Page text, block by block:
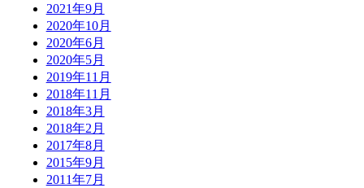
2021年9月
2020年10月
2020年6月
2020年5月
2019年11月
2018年11月
2018年3月
2018年2月
2017年8月
2015年9月
2011年7月